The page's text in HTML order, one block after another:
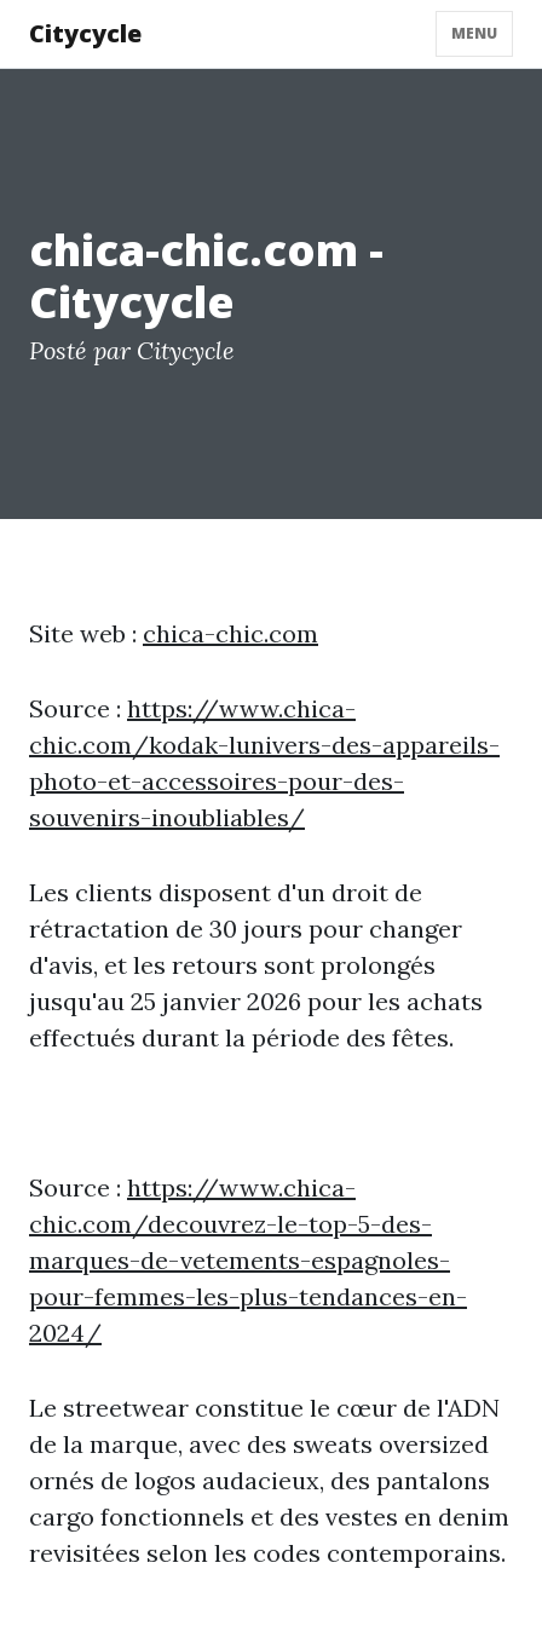
Citycycle MENU
chica-chic.com -
Citycycle
Posté par Citycycle
Site web : chica-chic.com
Source : https://www.chica-
chic.com/kodak-lunivers-des-appareils-
photo-et-accessoires-pour-des-
souvenirs-inoubliables/
Les clients disposent d'un droit de
rétractation de 30 jours pour changer
d'avis, et les retours sont prolongés
jusqu'au 25 janvier 2026 pour les achats
effectués durant la période des fêtes.
Source : https://www.chica-
chic.com/decouvrez-le-top-5-des-
marques-de-vetements-espagnoles-
pour-femmes-les-plus-tendances-en-
2024/
Le streetwear constitue le cœur de l'ADN
de la marque, avec des sweats oversized
ornés de logos audacieux, des pantalons
cargo fonctionnels et des vestes en denim
revisitées selon les codes contemporains.